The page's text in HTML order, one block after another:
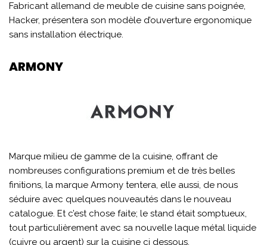
Fabricant allemand de meuble de cuisine sans poignée,
Hacker, présentera son modèle d’ouverture ergonomique
sans installation électrique.
ARMONY
Marque milieu de gamme de la cuisine, offrant de
nombreuses configurations premium et de très belles
finitions, la marque Armony tentera, elle aussi, de nous
séduire avec quelques nouveautés dans le nouveau
catalogue. Et c’est chose faite; le stand était somptueux,
tout particulièrement avec sa nouvelle laque métal liquide
(cuivre ou argent) sur la cuisine ci dessous.